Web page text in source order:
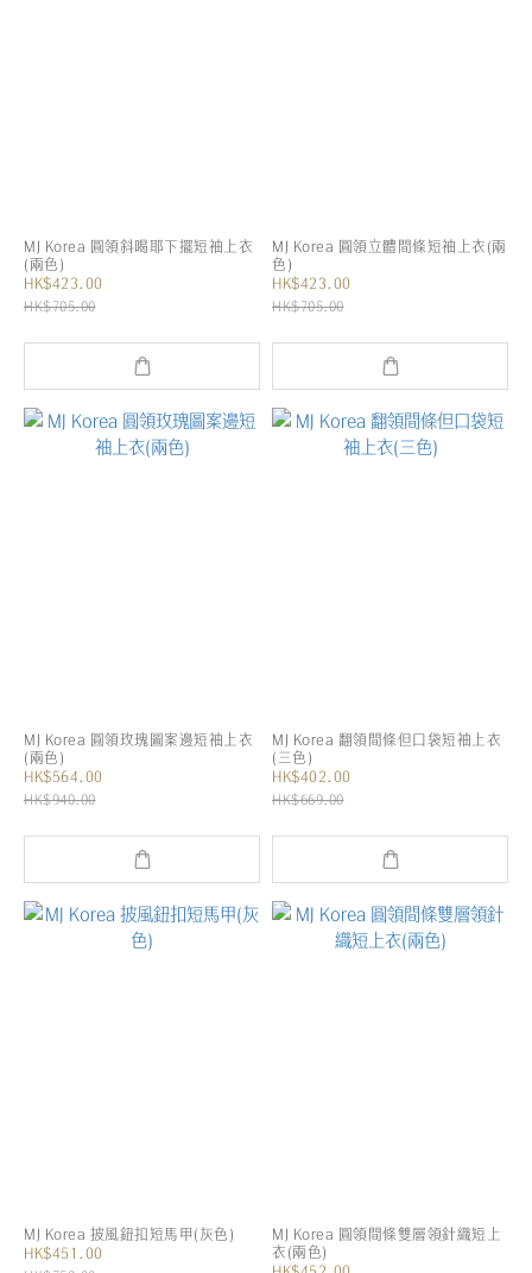
MJ Korea 圓領斜喝耶下擺短袖上衣
(兩色)
HK$423.00
HK$705.00
MJ Korea 圓領立體間條短袖上衣(兩
色)
HK$423.00
HK$705.00
MJ Korea 圓領玫瑰圖案邊短袖上衣
(兩色)
HK$564.00
HK$940.00
MJ Korea 翻領間條但口袋短袖上衣
(三色)
HK$402.00
HK$669.00
MJ Korea 披風鈕扣短馬甲(灰色)
HK$451.00
MJ Korea 圓領間條雙層領針織短上
衣(兩色)